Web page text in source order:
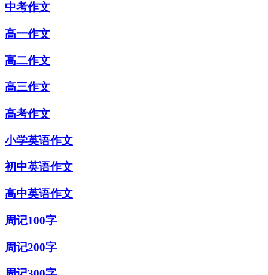
中考作文
高一作文
高二作文
高三作文
高考作文
小学英语作文
初中英语作文
高中英语作文
周记100字
周记200字